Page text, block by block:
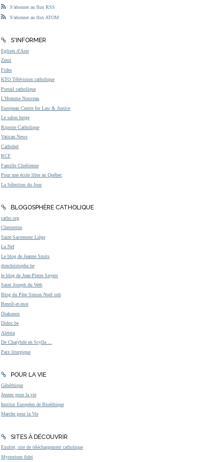
S'abonner au flux RSS
S'abonner au flux ATOM
S'INFORMER
Eglises d'Asie
Zenit
Fides
KTO Télévision catholique
Portail catholique
L'Homme Nouveau
European Centre for Law & Justice
Le salon beige
Riposte Catholique
Vatican News
Cathobel
RCF
Famille Chrétienne
Pour une école libre au Québec
La Sélection du Jour
BLOGOSPHÈRE CATHOLIQUE
catho.org
Chesterton
Saint-Sacrement Liège
La Nef
Le blog de Jeanne Smits
donchristophe.be
le blog de Jean-Pierre Snyers
Saint Joseph du Web
Blog du Père Simon Noël osb
Benoît-et-moi
Diakonos
Didoc.be
Aleteia
De Charybde en Scylla ...
Paix liturgique
POUR LA VIE
Généthique
Jeunes pour la vie
Institut Européen de Bioéthique
Marche pour la Vie
SITES À DÉCOUVRIR
Exultet, site de téléchargement catholique
Mysterium fidei